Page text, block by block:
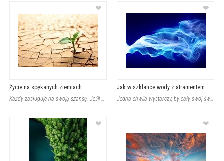
❤
Życie na spękanych ziemiach
Każdy zasługuje na swoją szansę. Jeśli więc pragniesz zmienić oblicze Twoich czt
❤
Jak w szklance wody z atramentem
Jedna chwila wystarczy, by cały swój świat zamienić w niezwykłą krainę pełną fan
❤ ❤